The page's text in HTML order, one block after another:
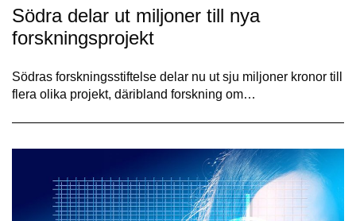
Södra delar ut miljoner till nya
forskningsprojekt
Södras forskningsstiftelse delar nu ut sju miljoner kronor till
flera olika projekt, däribland forskning om…